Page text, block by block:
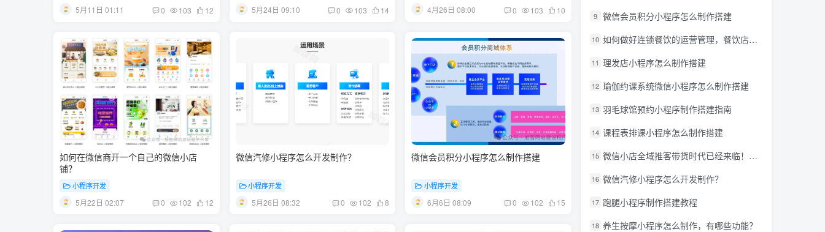
5月11日 01:11 0 103 12 5月24日 09:10 0 103 14 4月26日 08:00 0 103 10
如何在微信商开一个自己的微信小店
铺？
小程序开发
5月22日 02:07 0 102 12
微信汽修小程序怎么开发制作？
小程序开发
5月26日 08:32 0 102 8
微信会员积分小程序怎么制作搭建
小程序开发
6月6日 08:09 0 102 15
9 微信会员积分小程序怎么制作搭建
10 如何做好连锁餐饮的运营管理，餐饮店小程序需要什么功能?
11 理发店小程序怎么制作搭建
12 瑜伽约课系统微信小程序怎么制作搭建
13 羽毛球馆预约小程序制作搭建指南
14 课程表排课小程序怎么制作搭建
15 微信小店全域推客带货时代已经来临！微信推客分享系统助力抢夺红利！
16 微信汽修小程序怎么开发制作？
17 跑腿小程序制作搭建教程
18 养生按摩小程序怎么制作，有哪些功能？